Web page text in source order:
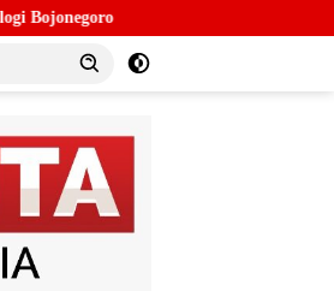
Lahirkan Agen Perubahan